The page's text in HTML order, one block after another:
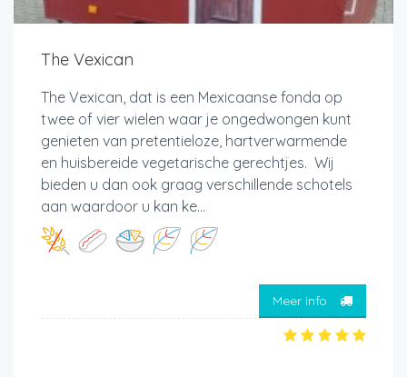
The Vexican
The Vexican, dat is een Mexicaanse fonda op
twee of vier wielen waar je ongedwongen kunt
genieten van pretentieloze, hartverwarmende
en huisbereide vegetarische gerechtjes. Wij
bieden u dan ook graag verschillende schotels
aan waardoor u kan ke...
Meer info